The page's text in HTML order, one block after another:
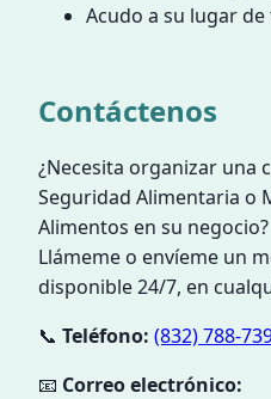
Acudo a su lugar
Contáctenos
¿Necesita organizar una
Seguridad Alimentaria o
Alimentos en su negocio?
Llámeme o envíeme un
disponible 24/7, en
📞 Teléfono: (832) 788-
📧 Correo electrónico: